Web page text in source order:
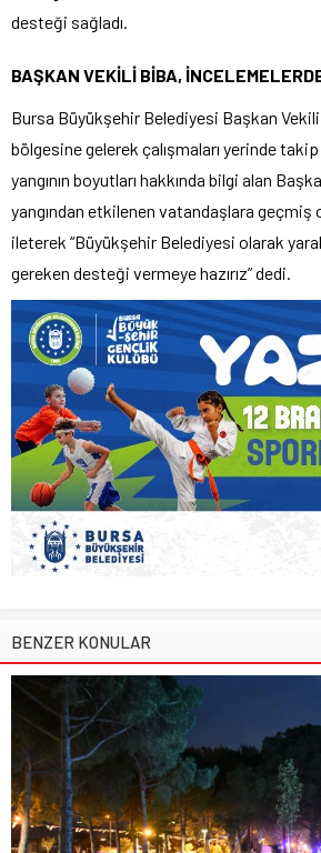
desteği sağladı.
BAŞKAN VEKİLİ BİBA,
Bursa Büyükşehir Belediyesi Başkan Vekili
bölgesine gelerek çalışmaları yerinde
yangının boyutları hakkında bilgi alan
yangından etkilenen vatandaşlara geçmiş
ileterek “Büyükşehir Belediyesi olarak
gereken desteği vermeye hazırız” dedi.
BENZER KONULAR